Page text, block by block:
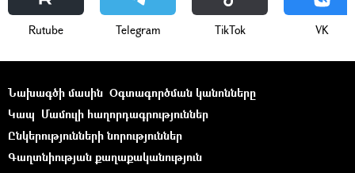
Rutube Telegram ТikТоk VK
Նախագծի մասին Օգտագործման կանոնները
Կապ Մամուլի հաղորդագրություններ
Ընկերությունների նորություններ
Գաղտնիության քաղաքականություն